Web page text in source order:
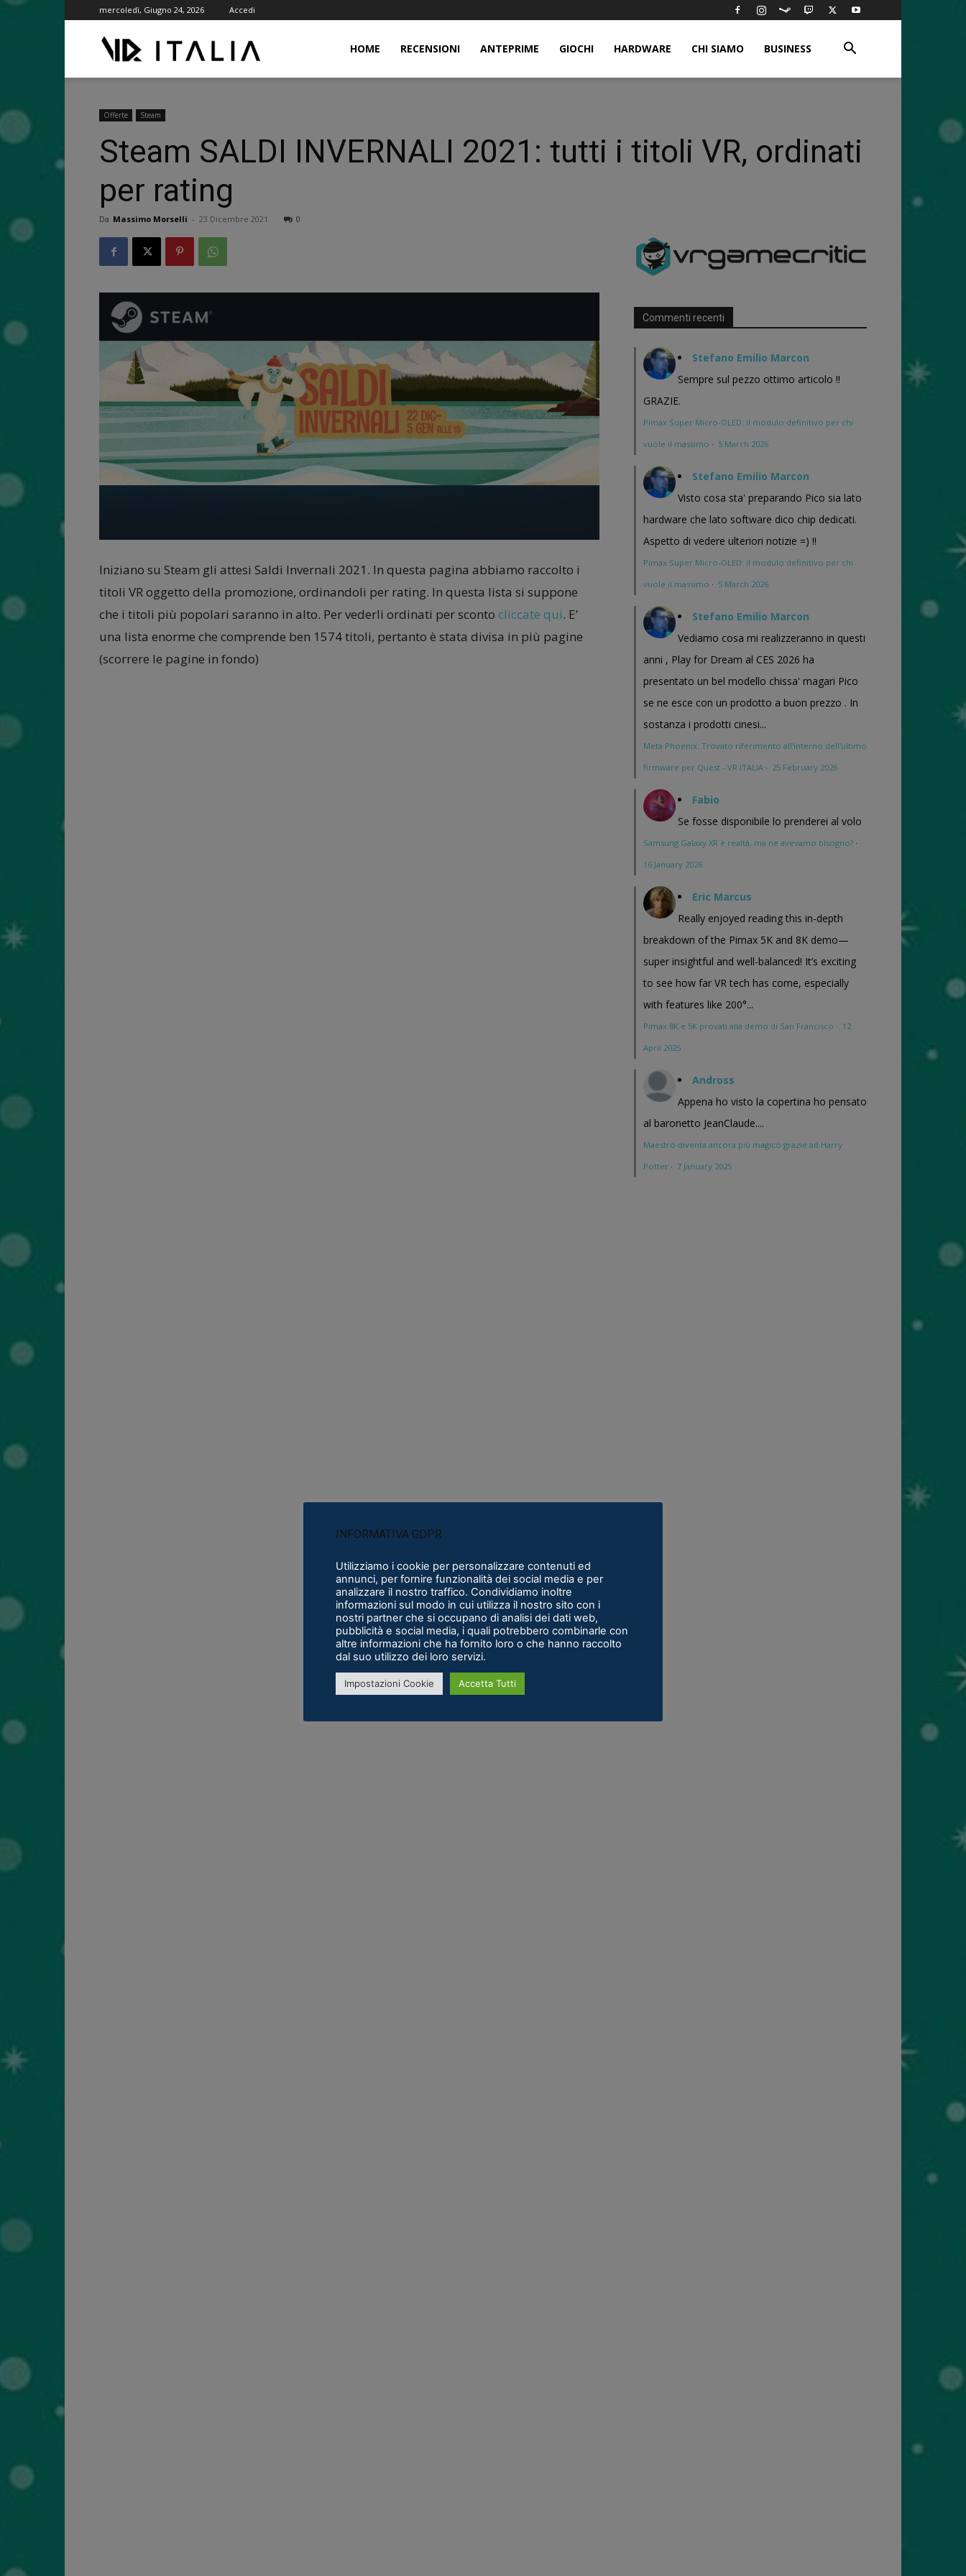
mercoledì, Giugno 24, 2026 Accedi
HOME RECENSIONI ANTEPRIME GIOCHI HARDWARE CHI SIAMO BUSINESS
Offerte Steam
Steam SALDI INVERNALI 2021: tutti i titoli VR, ordinati
per rating
Da Massimo Morselli - 23 Dicembre 2021 0
Iniziano su Steam gli attesi Saldi Invernali 2021. In questa pagina abbiamo raccolto i
titoli VR oggetto della promozione, ordinandoli per rating. In questa lista si suppone
che i titoli più popolari saranno in alto. Per vederli ordinati per sconto cliccate qui. E’
una lista enorme che comprende ben 1574 titoli, pertanto è stata divisa in più pagine
(scorrere le pagine in fondo)
Commenti recenti
Stefano Emilio Marcon
Sempre sul pezzo ottimo articolo !!
GRAZIE.
Pimax Super Micro-OLED: il modulo definitivo per chi
vuole il massimo · 5 March 2026
Stefano Emilio Marcon
Visto cosa sta' preparando Pico sia lato
hardware che lato software dico chip dedicati.
Aspetto di vedere ulteriori notizie =) !!
Pimax Super Micro-OLED: il modulo definitivo per chi
vuole il massimo · 5 March 2026
Stefano Emilio Marcon
Vediamo cosa mi realizzeranno in questi
anni , Play for Dream al CES 2026 ha
presentato un bel modello chissa' magari Pico
se ne esce con un prodotto a buon prezzo . In
sostanza i prodotti cinesi...
Meta Phoenix: Trovato riferimento all'interno dell'ultimo
firmware per Quest - VR ITALIA · 25 February 2026
Fabio
Se fosse disponibile lo prenderei al volo
Samsung Galaxy XR è realtà, ma ne avevamo bisogno? ·
16 January 2026
Eric Marcus
Really enjoyed reading this in-depth
breakdown of the Pimax 5K and 8K demo—
super insightful and well-balanced! It’s exciting
to see how far VR tech has come, especially
with features like 200°...
Pimax 8K e 5K provati alla demo di San Francisco · 12
April 2025
Andross
Appena ho visto la copertina ho pensato
al baronetto JeanClaude....
Maestro diventa ancora più magico grazie ad Harry
Potter · 7 January 2025
INFORMATIVA GDPR
Utilizziamo i cookie per personalizzare contenuti ed
annunci, per fornire funzionalità dei social media e per
analizzare il nostro traffico. Condividiamo inoltre
informazioni sul modo in cui utilizza il nostro sito con i
nostri partner che si occupano di analisi dei dati web,
pubblicità e social media, i quali potrebbero combinarle con
altre informazioni che ha fornito loro o che hanno raccolto
dal suo utilizzo dei loro servizi.
Impostazioni Cookie Accetta Tutti